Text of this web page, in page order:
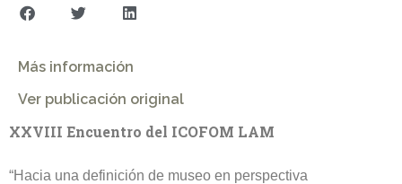
Más información
Ver publicación original
XXVIII Encuentro del ICOFOM LAM
“Hacia una definición de museo en perspectiva